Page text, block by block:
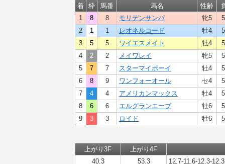
着 枠 馬番 馬名 性齢
1
8 8 モリデンサンバ 牝5
2
1 1 レオネルコード 牡4
3
5 5 ワイエスメイト 牡4
4
2 2 メイワレイ 牝5
5
7 7 スターマイボーイ 牡4
6
8 9 ワンフォーオール セ4
7
4 4 アメリカンマックス 牡4
8
6 6 エルグランエーブ 牡6
9
3 3 ロイド 牡6
上がり3F
上がり4F
40.3
53.3 12.7-11.6-12.3-